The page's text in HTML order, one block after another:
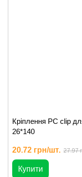
Кріплення PC clip
26*140
20.72 грн/шт. 27.97
Купити